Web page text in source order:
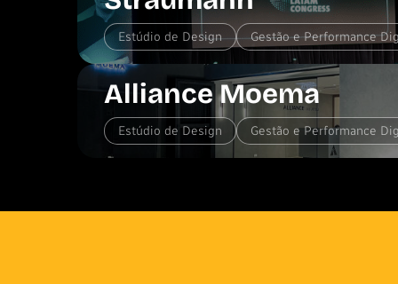
Estúdio de Design Gestão e Performance
Alliance Moema
Estúdio de Design Gestão e Performance